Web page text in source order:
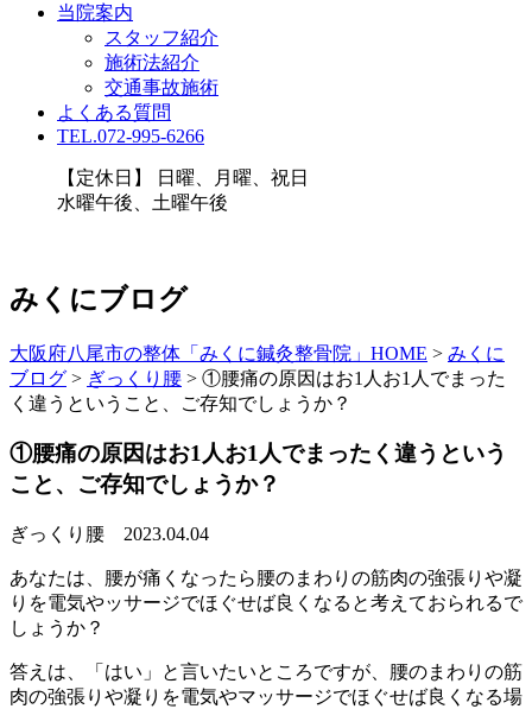
当院案内
スタッフ紹介
施術法紹介
交通事故施術
よくある質問
TEL.072-995-6266
【定休日】 日曜、月曜、祝日
水曜午後、土曜午後
みくにブログ
大阪府八尾市の整体「みくに鍼灸整骨院」HOME > みくに
ブログ > ぎっくり腰 > ①腰痛の原因はお1人お1人でまった
く違うということ、ご存知でしょうか？
①腰痛の原因はお1人お1人でまったく違うという
こと、ご存知でしょうか？
ぎっくり腰 2023.04.04
あなたは、腰が痛くなったら腰のまわりの筋肉の強張りや凝
りを電気やッサージでほぐせば良くなると考えておられるで
しょうか？
答えは、「はい」と言いたいところですが、腰のまわりの筋
肉の強張りや凝りを電気やマッサージでほぐせば良くなる場